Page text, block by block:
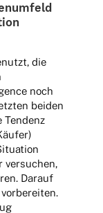
die
noch
beiden
Tendenz
versu­chen,
Darauf